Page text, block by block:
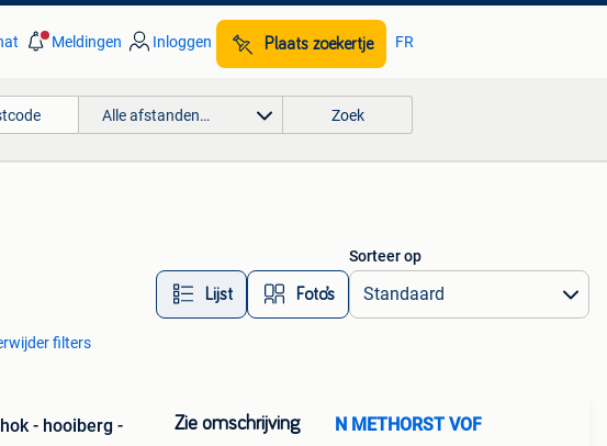
Meldingen Inloggen Plaats zoekertje FR
Alle afstanden… Zoek
Lijst Foto’s
Sorteer op
filters
- hooiberg -
Zie omschrijving N METHORST VOF